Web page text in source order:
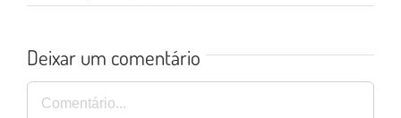
Deixar um comentário
Comentário